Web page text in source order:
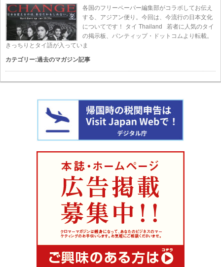
各国のフリーペーパー編集部がコラボしてお伝え
する、アジアン便り。今回は、今流行の日本文化
についてです！ タイ Thailand 若者に人気のタイ
の掲示板、パンティップ・ドットコムより転載。
きっちりとタイ語が入っていま
カテゴリー:過去のマガジン記事